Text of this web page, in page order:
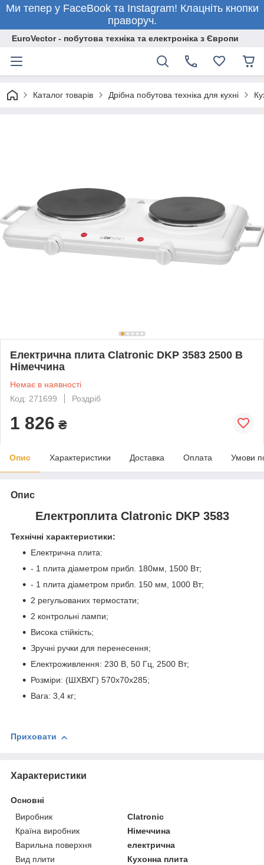
Ми тепер у FaceBook та Instagram! Клацніть кнопки
праворуч.
EuroVector - побутова техніка та електроніка з Європи
Каталог товарів Дрібна побутова техніка для кухні
Електрична плита Clatronic DKP 3583 2500 В
Німеччина
Немає в наявності
Код: 271699
Роздріб
1 826 ₴
Опис Характеристики Доставка Оплата Умови
Опис
Електроплита Clatronic DKP 3583
Технічні характеристики:
Електрична плита:
- 1 плита діаметром прибл. 180мм, 1500 Вт;
- 1 плита діаметром прибл. 150 мм, 1000 Вт;
2 регульованих термостати;
2 контрольні лампи;
Висока стійкість;
Зручні ручки для перенесення;
Електроживлення: 230 В, 50 Гц, 2500 Вт;
Розміри: (ШХВХГ) 570x70x285;
Вага: 3,4 кг;
Приховати
Характеристики
Основні
Виробник
Clatronic
Країна виробник
Німеччина
Варильна поверхня
електрична
Вид плити
Кухонна плита